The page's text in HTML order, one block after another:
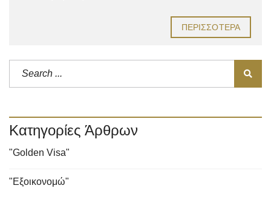
ΠΕΡΙΣΣΌΤΕΡΑ
Κατηγορίες Άρθρων
"Golden Visa"
"Εξοικονομώ"